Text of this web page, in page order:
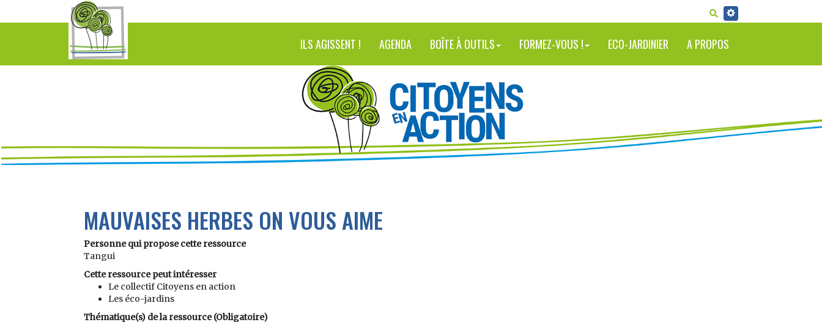
RECHERCHER
ILS AGISSENT ! AGENDA BOÎTE À OUTILS FORMEZ-VOUS ! ECO-JARDINIER A PROPOS
MAUVAISES HERBES ON VOUS AIME
Personne qui propose cette ressource
Tangui
Cette ressource peut intéresser
Le collectif Citoyens en action
Les éco-jardins
Thématique(s) de la ressource (Obligatoire)